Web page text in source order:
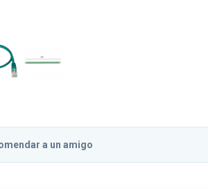
a un amigo